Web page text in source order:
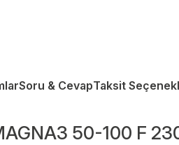
Soru & CevapTaksit
50-100 F